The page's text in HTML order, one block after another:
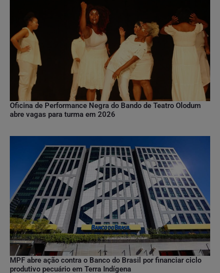
Oficina de Performance Negra do Bando de Teatro Olodum
abre vagas para turma em 2026
MPF abre ação contra o Banco do Brasil por financiar ciclo
produtivo pecuário em Terra Indígena